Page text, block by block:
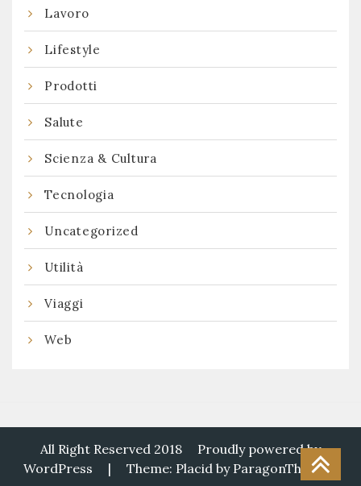
Lavoro
Lifestyle
Prodotti
Salute
Scienza & Cultura
Tecnologia
Uncategorized
Utilità
Viaggi
Web
All Right Reserved 2018
Proudly powered by
WordPress
| Theme: Placid by ParagonThemes